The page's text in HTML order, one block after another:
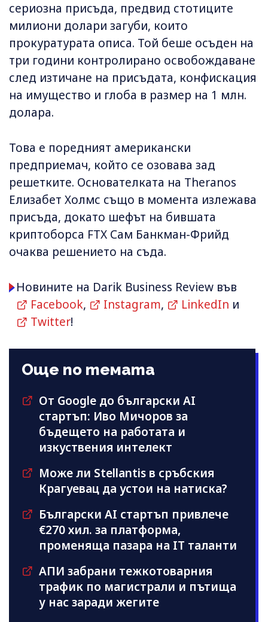
сериозна присъда, предвид стотиците
милиони долари загуби, които
прокуратурата описа. Той беше осъден на
три години контролирано освобождаване
след изтичане на присъдата, конфискация
на имущество и глоба в размер на 1 млн.
долара.
Това е поредният американски
предприемач, който се озовава зад
решетките. Основателката на Theranos
Елизабет Холмс също в момента излежава
присъда, докато шефът на бившата
криптоборса FTX Сам Банкман-Фрийд
очаква решението на съда.
Новините на Darik Business Review във
Facebook, Instagram, LinkedIn и
Twitter!
Още по темата
От Google до български AI
стартъп: Иво Мичоров за
бъдещето на работата и
изкуствения интелект
Може ли Stellantis в сръбския
Крагуевац да устои на натиска?
Български AI стартъп привлече
€270 хил. за платформа,
променяща пазара на IT таланти
АПИ забрани тежкотоварния
трафик по магистрали и пътища
у нас заради жегите